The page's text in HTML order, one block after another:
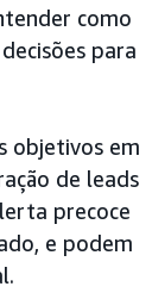
como
para
objetivos em
de leads
precoce
e podem